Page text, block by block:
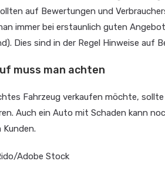
auf Bewertungen und
immer bei erstaunlich guten
Dies sind in der Regel Hinweise
muss man achten
Fahrzeug verkaufen möchte,
Auch ein Auto mit Schaden kann
Kunden.
Adobe Stock